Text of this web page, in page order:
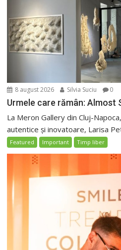
8 august 2026 Silvia Suciu 0
Urmele care rămân: Almost
La Meron Gallery din Cluj-
autentice și inovatoare, Larisa
Featured Important Timp liber